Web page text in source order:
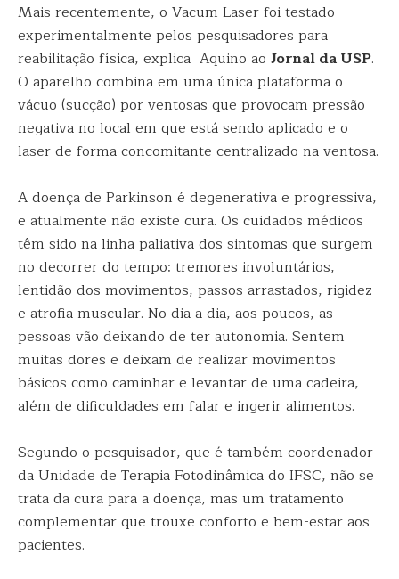
Mais recentemente, o Vacum Laser foi testado
experimentalmente pelos pesquisadores para
reabilitação física, explica Aquino ao Jornal da USP.
O aparelho combina em uma única plataforma o
vácuo (sucção) por ventosas que provocam pressão
negativa no local em que está sendo aplicado e o
laser de forma concomitante centralizado na ventosa.
A doença de Parkinson é degenerativa e progressiva,
e atualmente não existe cura. Os cuidados médicos
têm sido na linha paliativa dos sintomas que surgem
no decorrer do tempo: tremores involuntários,
lentidão dos movimentos, passos arrastados, rigidez
e atrofia muscular. No dia a dia, aos poucos, as
pessoas vão deixando de ter autonomia. Sentem
muitas dores e deixam de realizar movimentos
básicos como caminhar e levantar de uma cadeira,
além de dificuldades em falar e ingerir alimentos.
Segundo o pesquisador, que é também coordenador
da Unidade de Terapia Fotodinâmica do IFSC, não se
trata da cura para a doença, mas um tratamento
complementar que trouxe conforto e bem-estar aos
pacientes.